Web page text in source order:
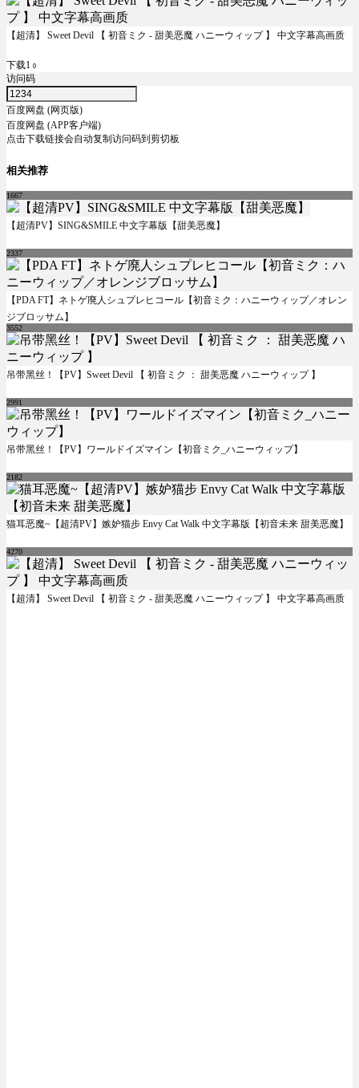
【超清】 Sweet Devil 【 初音ミク - 甜美恶魔 ハニーウィップ 】 中文字幕高画质
下载1 0
访问码
百度网盘 (网页版)
百度网盘 (APP客户端)
点击下载链接会自动复制访问码到剪切板
相关推荐
1667
【超清PV】SING&SMILE 中文字幕版【甜美恶魔】
2337
【PDA FT】ネトゲ廃人シュプレヒコール【初音ミク：ハニーウィップ／オレン
ジブロッサム】
3552
吊带黑丝！【PV】Sweet Devil 【 初音ミク ： 甜美恶魔 ハニーウィップ 】
2991
吊带黑丝！【PV】ワールドイズマイン【初音ミク_ハニーウィップ】
2182
猫耳恶魔~【超清PV】嫉妒猫步 Envy Cat Walk 中文字幕版【初音未来 甜美恶魔】
4270
【超清】 Sweet Devil 【 初音ミク - 甜美恶魔 ハニーウィップ 】 中文字幕高画质